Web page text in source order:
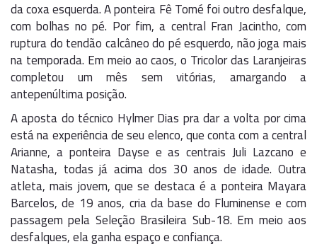
da coxa esquerda. A ponteira Fê Tomé foi outro desfalque,
com bolhas no pé. Por fim, a central Fran Jacintho, com
ruptura do tendão calcâneo do pé esquerdo, não joga mais
na temporada. Em meio ao caos, o Tricolor das Laranjeiras
completou um mês sem vitórias, amargando a
antepenúltima posição.
A aposta do técnico Hylmer Dias pra dar a volta por cima
está na experiência de seu elenco, que conta com a central
Arianne, a ponteira Dayse e as centrais Juli Lazcano e
Natasha, todas já acima dos 30 anos de idade. Outra
atleta, mais jovem, que se destaca é a ponteira Mayara
Barcelos, de 19 anos, cria da base do Fluminense e com
passagem pela Seleção Brasileira Sub-18. Em meio aos
desfalques, ela ganha espaço e confiança.